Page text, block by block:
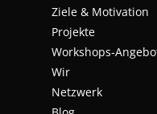
Ziele & Motivation
Projekte
Workshops-
Wir
Netzwerk